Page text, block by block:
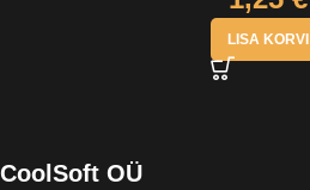
LISA KORVI
CoolSoft OÜ